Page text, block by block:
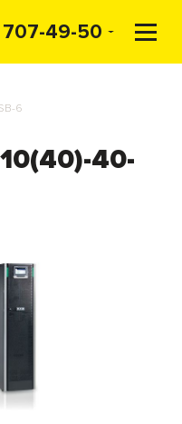
49-50
6
40-